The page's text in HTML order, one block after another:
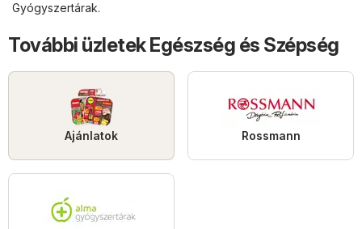
Gyógyszertárak.
További üzletek Egészség és Szépség
Ajánlatok Rossmann